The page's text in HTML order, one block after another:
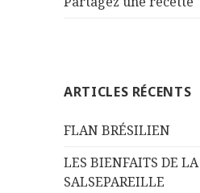
ARTICLES RÉCENTS
FLAN BRÉSILIEN
LES BIENFAITS DE LA
SALSEPAREILLE